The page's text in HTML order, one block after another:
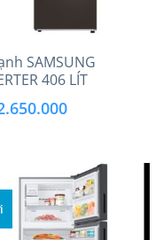
SAMSUNG
406 LÍT